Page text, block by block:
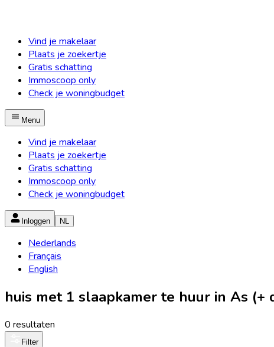
Vind je makelaar
Plaats je zoekertje
Gratis schatting
Immoscoop only
Check je woningbudget
Menu
Vind je makelaar
Plaats je zoekertje
Gratis schatting
Immoscoop only
Check je woningbudget
Inloggen NL
Nederlands
Français
English
huis met 1 slaapkamer te huur in As (+
0 resultaten
Filter